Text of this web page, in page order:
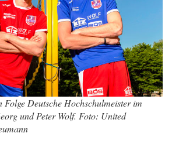
Folge Deutsche Hochschulmeister im
und Peter Wolf. Foto: United